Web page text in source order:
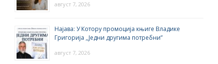
август 7, 2026
Најава: У Котору промоција књиге Владике
Григорија ,,Једни другима потребни”
август 7, 2026